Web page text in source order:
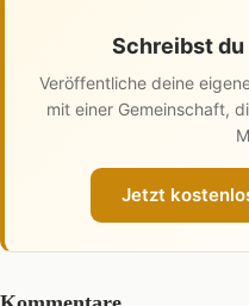
Schreibst
Veröffentliche deine
mit einer Gemeinschaft,
Jetzt